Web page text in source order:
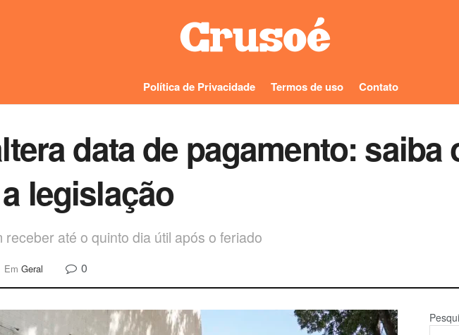
Política de Privacidade Termos de uso Contato
data de pagamento: saiba
legislação
até o quinto dia útil após o feriado
Em Geral 0